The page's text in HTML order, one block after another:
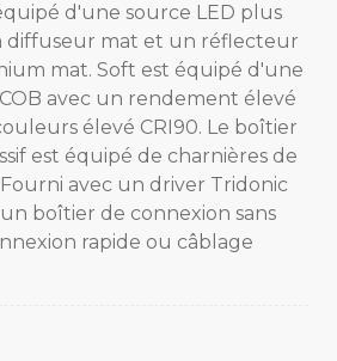
d'une source LED plus
diffuseur mat et un réflecteur
mat. Soft est équipé d'une
avec un rendement élevé
élevé CRI90. Le boîtier
est équipé de charnières de
avec un driver Tridonic
boîtier de connexion sans
rapide ou câblage